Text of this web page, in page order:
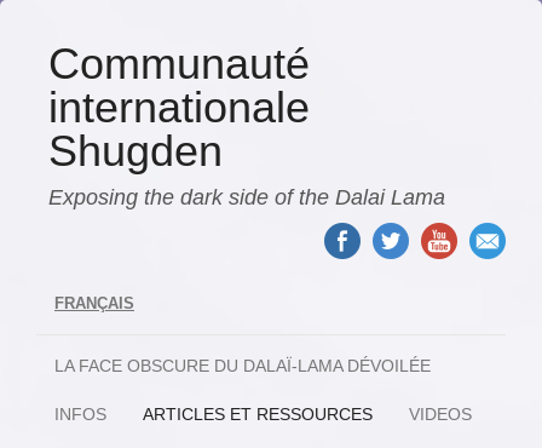
Communauté
internationale
Shugden
Exposing the dark side of the Dalai Lama
FRANÇAIS
LA FACE OBSCURE DU DALAÏ-LAMA DÉVOILÉE
INFOS ARTICLES ET RESSOURCES VIDEOS